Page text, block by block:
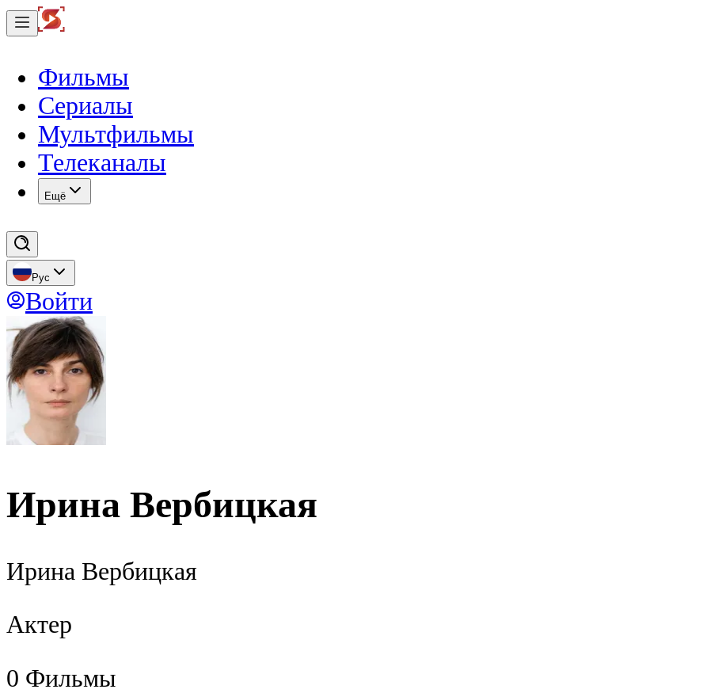
Фильмы
Сериалы
Мультфильмы
Телеканалы
Eщё
Рус
Войти
Ирина Вербицкая
Ирина Вербицкая
Актер
0 Фильмы